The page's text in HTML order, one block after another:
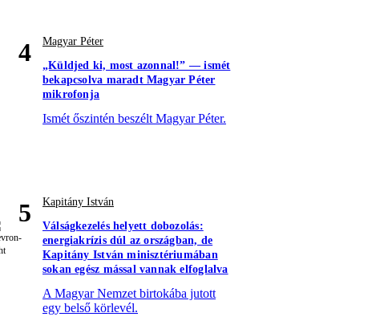
4
Magyar Péter
„Küldjed ki, most azonnal!” — ismét
bekapcsolva maradt Magyar Péter
mikrofonja
Ismét őszintén beszélt Magyar Péter.
5
Kapitány István
Válságkezelés helyett dobozolás:
energiakrízis dúl az országban, de
Kapitány István minisztériumában
sokan egész mással vannak elfoglalva
A Magyar Nemzet birtokába jutott
egy belső körlevél.